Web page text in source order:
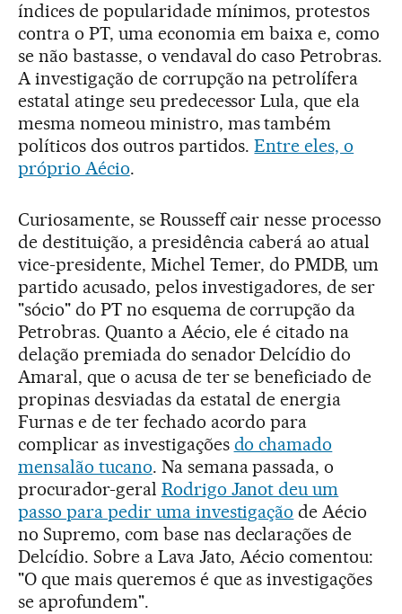
índices de popularidade mínimos, protestos
contra o PT, uma economia em baixa e, como
se não bastasse, o vendaval do caso Petrobras.
A investigação de corrupção na petrolífera
estatal atinge seu predecessor Lula, que ela
mesma nomeou ministro, mas também
políticos dos outros partidos.Entre eles, o
próprio Aécio.
Curiosamente, se Rousseff cair nesse processo
de destituição, a presidência caberá ao atual
vice-presidente, Michel Temer, do PMDB, um
partido acusado, pelos investigadores, de ser
"sócio" do PT no esquema de corrupção da
Petrobras. Quanto a Aécio, ele é citado na
delação premiada do senador Delcídio do
Amaral, que o acusa de ter se beneficiado de
propinas desviadas da estatal de energia
Furnas e de ter fechado acordo para
complicar as investigações do chamado
mensalão tucano. Na semana passada, o
procurador-geral Rodrigo Janot deu um
passo para pedir uma investigação de Aécio
no Supremo, com base nas declarações de
Delcídio. Sobre a Lava Jato, Aécio comentou:
"O que mais queremos é que as investigações
se aprofundem".